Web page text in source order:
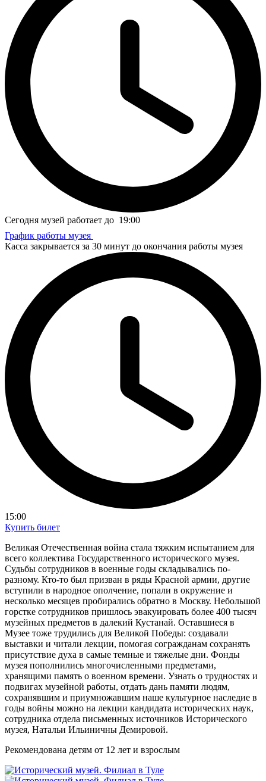
Сегодня музей работает до 19:00
График работы музея
Касса закрывается за 30 минут до окончания работы музея
15:00
Купить билет
Великая Отечественная война стала тяжким испытанием для
всего коллектива Государственного исторического музея.
Судьбы сотрудников в военные годы складывались по-
разному. Кто-то был призван в ряды Красной армии, другие
вступили в народное ополчение, попали в окружение и
несколько месяцев пробирались обратно в Москву. Небольшой
горстке сотрудников пришлось эвакуировать более 400 тысяч
музейных предметов в далекий Кустанай. Оставшиеся в
Музее тоже трудились для Великой Победы: создавали
выставки и читали лекции, помогая согражданам сохранять
присутствие духа в самые темные и тяжелые дни. Фонды
музея пополнились многочисленными предметами,
хранящими память о военном времени. Узнать о трудностях и
подвигах музейной работы, отдать дань памяти людям,
сохранявшим и приумножавшим наше культурное наследие в
годы войны можно на лекции кандидата исторических наук,
сотрудника отдела письменных источников Исторического
музея, Натальи Ильиничны Демировой.
Рекомендована детям от 12 лет и взрослым